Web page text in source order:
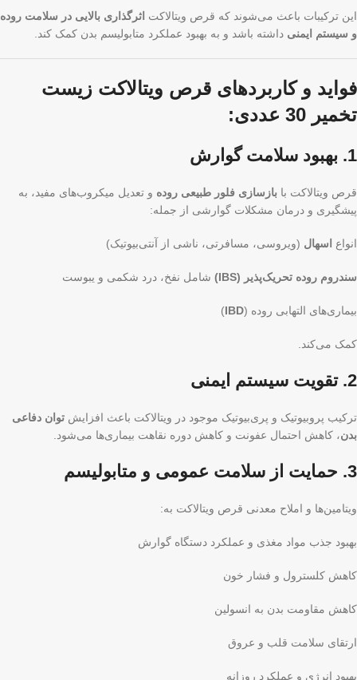
این ترکیبات باعث می‌شوند که قرص ویتالاکت اثرگذاری بالایی در سلامت روده
و سیستم ایمنی داشته باشد و به بهبود عملکرد متابولیسم بدن کمک کند.
فواید و کاربردهای قرص ویتالاکت زیست
تخمیر 30 عددی:
1. بهبود سلامت گوارش
قرص ویتالاکت با بازسازی فلور طبیعی روده و تعدیل میکروب‌های مفید، به
پیشگیری و درمان مشکلات گوارشی از جمله:
انواع اسهال (ویروسی، مسافرتی، ناشی از آنتی‌بیوتیک)
سندروم روده تحریک‌پذیر (IBS) شامل نفخ، درد شکمی و یبوست
بیماری‌های التهابی روده (IBD
)
کمک می‌کند.
2. تقویت سیستم ایمنی
ترکیب پروبیوتیک و پری‌بیوتیک موجود در ویتالاکت باعث افزایش توان دفاعی
بدن، کاهش احتمال عفونت و کاهش دوره نقاهت بیماری‌ها می‌شود.
3. حمایت از سلامت عمومی و متابولیسم
ویتامین‌ها و املاح معدنی قرص ویتالاکت به:
بهبود جذب مواد مغذی و عملکرد دستگاه گوارش
کاهش کلسترول و فشار خون
کاهش مقاومت بدن به انسولین
ارتقای سلامت قلب و عروق
بهبود انرژی و عملکرد روزانه